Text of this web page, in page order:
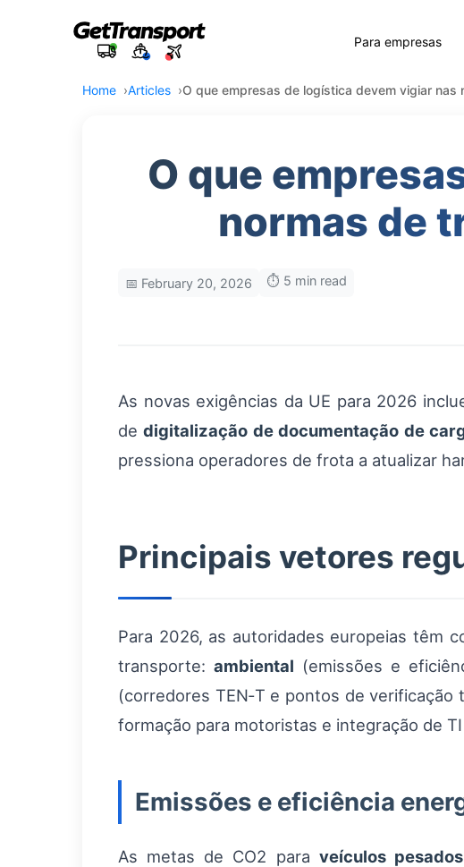
Para empresas
Home Articles O que empresas de logística devem vigiar
O que
normas de
📅 February 20, 2026 ⏱️ 5 min read
As novas exigências da UE para 2026
dedigitalização de documentação de
pressiona operadores de frota a atualizar
Principais vetores
Para 2026, as autoridades europeias têm
transporte: ambiental (emissões e
(corredores TEN‑T e pontos de
formação para motoristas e integração de
Emissões e eficiência
As metas de CO2 para veículos pesados